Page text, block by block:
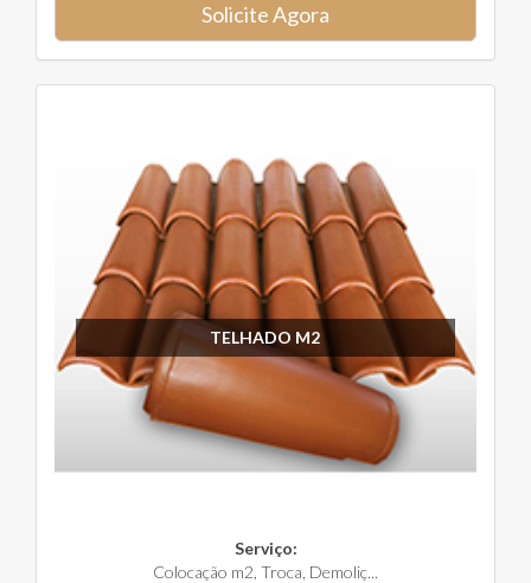
Solicite Agora
TELHADO M2
Serviço:
Colocação m2, Troca, Demoliç...